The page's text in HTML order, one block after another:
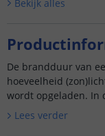
Bekijk alles
De brandduur van
hoeveelheid
wordt opgeladen. In
Lees verder